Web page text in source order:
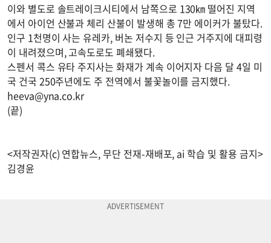
이와 별도로 솔트레이크시티에서 남쪽으로 130㎞ 떨어진 지역
에서 아이언 산불과 체리 산불이 발생해 총 7만 에이커가 불탔다.
인구 1천명이 사는 유레카, 버논 저수지 등 인근 거주지에 대피령
이 내려졌으며, 고속도로도 폐쇄됐다.
스펜서 콕스 유타 주지사는 화재가 계속 이어지자 다음 달 4일 미
국 건국 250주년에도 주 전역에서 불꽃놀이를 금지했다.
heeva@yna.co.kr
(끝)
<저작권자(c) 연합뉴스, 무단 전재-재배포, ai 학습 및 활용 금지>
김경윤